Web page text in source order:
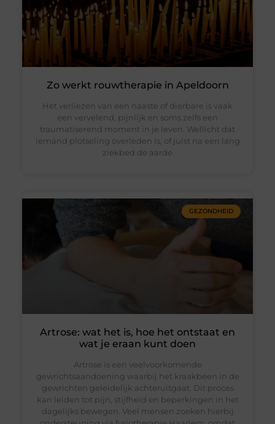
Zo werkt rouwtherapie in Apeldoorn
Het verliezen van een naaste of dierbare is vaak
een vervelend, pijnlijk en soms zelfs een
traumatiserend moment in je leven. Wellicht dat
iemand plotseling overleden is, of juist na een lang
ziekbed de aarde
GEZONDHEID
Artrose: wat het is, hoe het ontstaat en
wat je eraan kunt doen
Artrose is een veelvoorkomende
gewrichtsaandoening waarbij het kraakbeen in de
gewrichten geleidelijk achteruitgaat. Dit proces
kan leiden tot pijn, stijfheid en beperkingen in het
dagelijks bewegen. Veel mensen zoeken hierbij